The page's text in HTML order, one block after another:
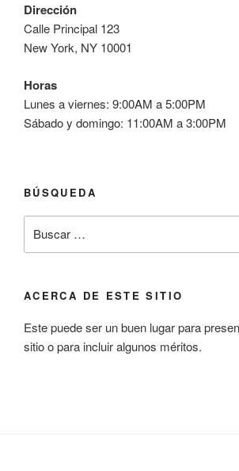
Dirección
Calle Principal 123
New York, NY 10001
Horas
Lunes a viernes: 9:00AM a 5:00PM
Sábado y domingo: 11:00AM a 3:00PM
BÚSQUEDA
por:
ACERCA DE ESTE SITIO
Este puede ser un buen lugar para
sitio o para incluir algunos méritos.